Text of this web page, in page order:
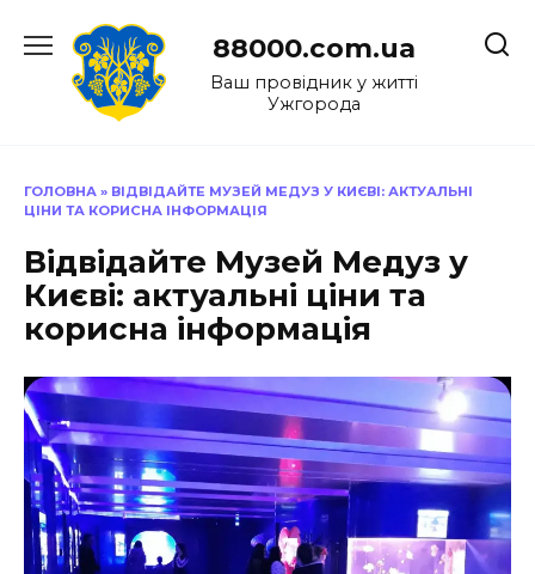
до
88000.com.ua
Ваш провідник у житті
Ужгорода
ГОЛОВНА » ВІДВІДАЙТЕ МУЗЕЙ МЕДУЗ У КИЄВІ: АКТУАЛЬНІ
ЦІНИ ТА КОРИСНА ІНФОРМАЦІЯ
Відвідайте Музей Медуз у
Києві: актуальні ціни та
корисна інформація